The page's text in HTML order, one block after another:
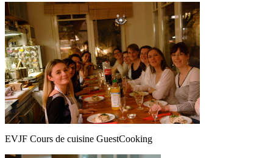
EVJF Cours de cuisine GuestCooking